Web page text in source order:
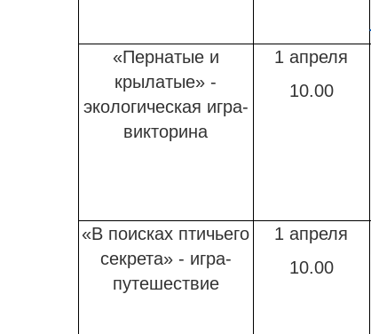
«Пернатые и
крылатые» -
экологическая игра-
викторина
1 апреля
10.00
«В поисках птичьего
секрета» - игра-
путешествие
1 апреля
10.00